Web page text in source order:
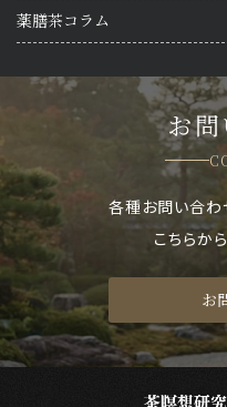
薬膳茶コラム
お
各種お問い合わ
こちらか
お